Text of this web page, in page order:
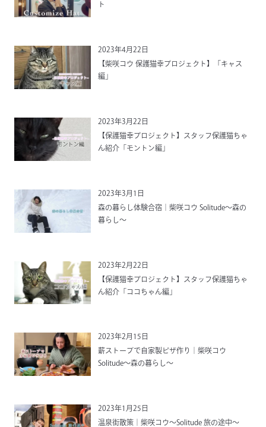
ト
2023年4月22日
【柴咲コウ 保護猫幸プロジェクト】「キャス
編」
2023年3月22日
【保護猫幸プロジェクト】スタッフ保護猫ちゃ
ん紹介「モントン編」
2023年3月1日
森の暮らし体験合宿｜柴咲コウ Solitude〜森の
暮らし〜
2023年2月22日
【保護猫幸プロジェクト】スタッフ保護猫ちゃ
ん紹介「ココちゃん編」
2023年2月15日
薪ストーブで自家製ピザ作り｜柴咲コウ
Solitude〜森の暮らし〜
2023年1月25日
温泉街散策｜柴咲コウ〜Solitude 旅の途中〜